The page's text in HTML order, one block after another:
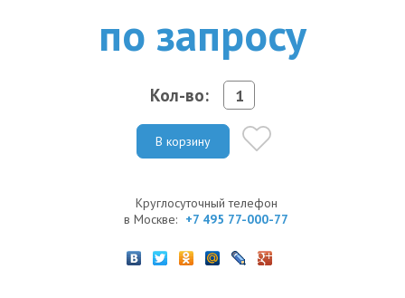
по запросу
Кол-во:
В корзину
Круглосуточный телефон
в Москве: +7 495 77-000-77